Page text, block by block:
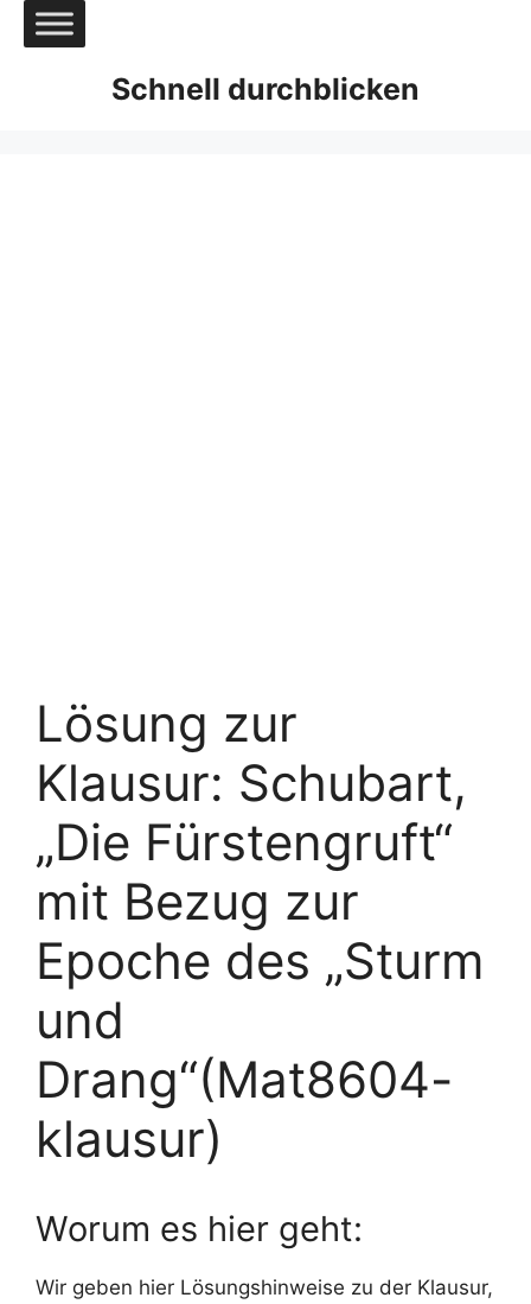
Zum
Inhalt
Schnell durchblicken
Lösung zur
Klausur: Schubart,
„Die Fürstengruft“
mit Bezug zur
Epoche des „Sturm
und
Drang“(Mat8604-
klausur)
Worum es hier geht:
Wir geben hier Lösungshinweise zu der Klausur,